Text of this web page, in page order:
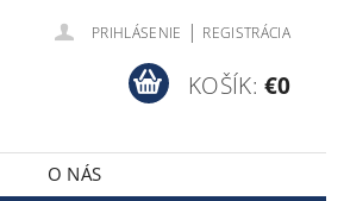
PRIHLÁSENIE | REGISTRÁCIA
KOŠÍK: €0
O NÁS